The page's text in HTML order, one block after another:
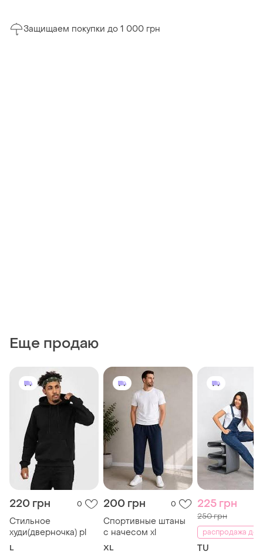
Защищаем покупки до 1 000 грн
Еще продаю
220 грн 0
Стильное
худи(дверночка) рl
L
200 грн 0
Спортивные штаны
с начесом xl
XL
225 грн
250 грн
распродажа до
TU